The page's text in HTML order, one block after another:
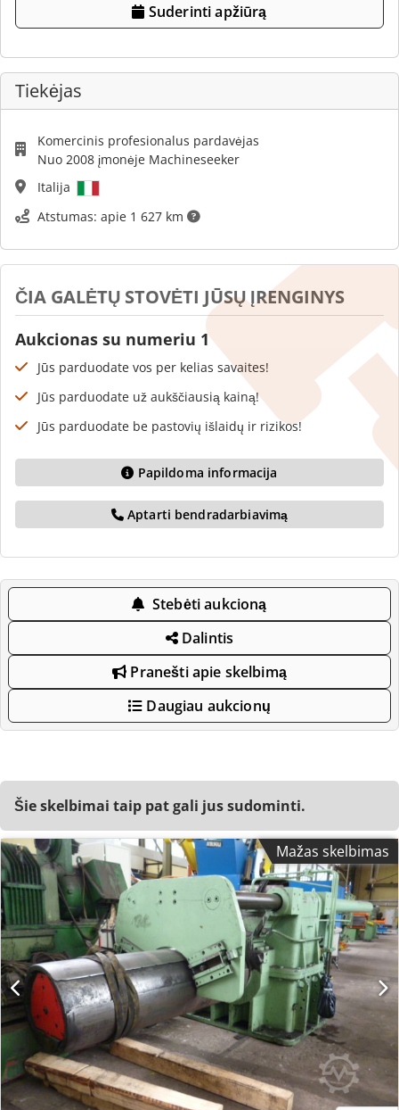
Suderinti apžiūrą
Tiekėjas
Komercinis profesionalus pardavėjas
Nuo 2008 įmonėje Machineseeker
Italija
Atstumas: apie 1 627 km
ČIA GALĖTŲ STOVĖTI JŪSŲ ĮRENGINYS
Aukcionas su numeriu 1
Jūs parduodate vos per kelias savaites!
Jūs parduodate už aukščiausią kainą!
Jūs parduodate be pastovių išlaidų ir rizikos!
Papildoma informacija
Aptarti bendradarbiavimą
Stebėti aukcioną
Dalintis
Pranešti apie skelbimą
Daugiau aukcionų
Šie skelbimai taip pat gali jus sudominti.
Mažas skelbimas